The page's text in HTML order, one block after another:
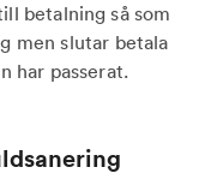
betalning så som
men slutar betala
har passerat.